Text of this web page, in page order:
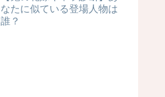
なたに似ている登場人物は
誰？